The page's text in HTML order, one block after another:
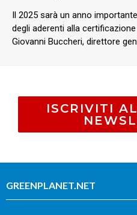
Il 2025 sarà un anno
degli aderenti alla
Giovanni Buccheri, direttore
ISCRIVITI
GREENPLANET.NET